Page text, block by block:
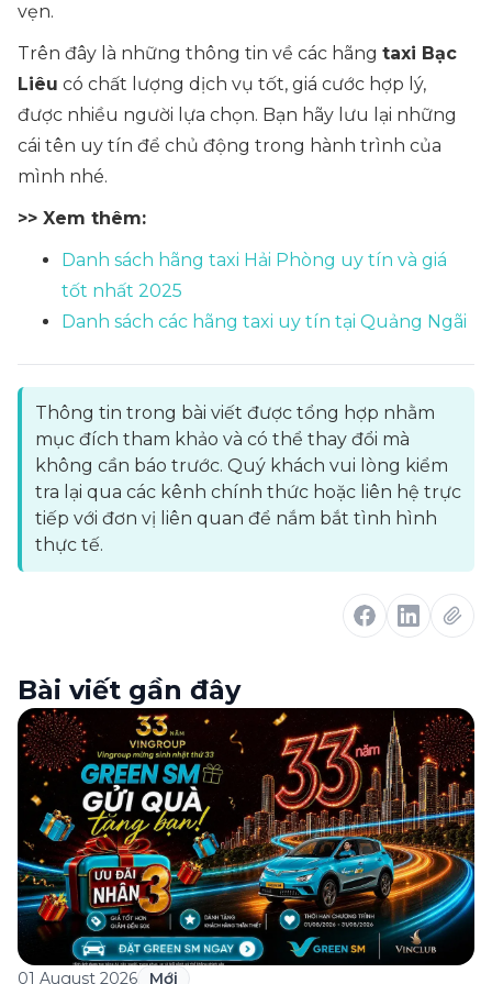
vẹn.
Trên đây là những thông tin về các hãng taxi Bạc
Liêu có chất lượng dịch vụ tốt, giá cước hợp lý,
được nhiều người lựa chọn. Bạn hãy lưu lại những
cái tên uy tín để chủ động trong hành trình của
mình nhé.
>> Xem thêm:
Danh sách hãng taxi Hải Phòng uy tín và giá
tốt nhất 2025
Danh sách các hãng taxi uy tín tại Quảng Ngãi
Thông tin trong bài viết được tổng hợp nhằm
mục đích tham khảo và có thể thay đổi mà
không cần báo trước. Quý khách vui lòng kiểm
tra lại qua các kênh chính thức hoặc liên hệ trực
tiếp với đơn vị liên quan để nắm bắt tình hình
thực tế.
Bài viết gần đây
01 August 2026 Mới